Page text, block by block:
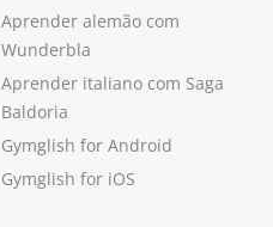
Aprender alemão com
Wunderbla
Aprender italiano com Saga
Baldoria
Gymglish for Android
Gymglish for iOS